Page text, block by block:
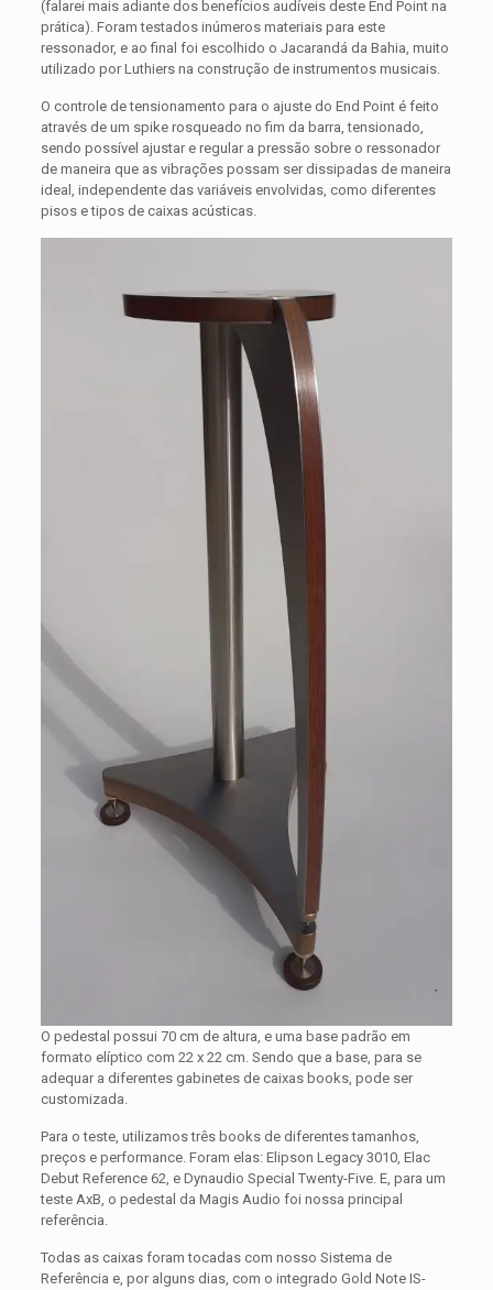
(falarei mais adiante dos benefícios audíveis deste End Point na
prática). Foram testados inúmeros materiais para este
ressonador, e ao final foi escolhido o Jacarandá da Bahia, muito
utilizado por Luthiers na construção de instrumentos musicais.
O controle de tensionamento para o ajuste do End Point é feito
através de um spike rosqueado no fim da barra, tensionado,
sendo possível ajustar e regular a pressão sobre o ressonador
de maneira que as vibrações possam ser dissipadas de maneira
ideal, independente das variáveis envolvidas, como diferentes
pisos e tipos de caixas acústicas.
O pedestal possui 70 cm de altura, e uma base padrão em
formato elíptico com 22 x 22 cm. Sendo que a base, para se
adequar a diferentes gabinetes de caixas books, pode ser
customizada.
Para o teste, utilizamos três books de diferentes tamanhos,
preços e performance. Foram elas: Elipson Legacy 3010, Elac
Debut Reference 62, e Dynaudio Special Twenty-Five. E, para um
teste AxB, o pedestal da Magis Audio foi nossa principal
referência.
Todas as caixas foram tocadas com nosso Sistema de
Referência e, por alguns dias, com o integrado Gold Note IS-